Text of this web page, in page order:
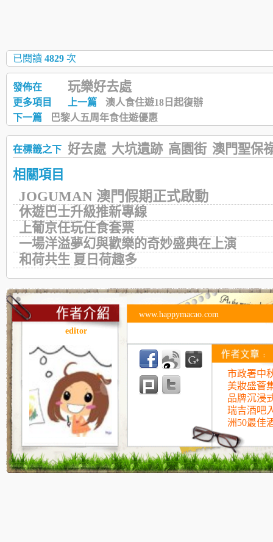
已閱讀 4829 次
發佈在 玩樂好去處
更多項目 上一篇
澳人食住遊18日起復辦
下一篇
巴黎人五周年食住遊優惠
在標籤之下 好去處 大坑遺跡 高園街 澳門聖保
相關項目
JOGUMAN 澳門假期正式啟動
休遊巴士升級推新專線
上葡京任玩任食套票
一場洋溢夢幻與歡樂的奇妙盛典在上演
和荷共生 夏日荷趣多
editor
www.happymacao.com
市政署中
美妝盛薈
品牌沉浸
瑞吉酒吧
洲50最佳